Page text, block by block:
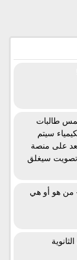
طالبات
سيتم
على منصة
تصويت سيغلق
لعيد فطر عام ١٤٤٧ هـ – من هو أو هي